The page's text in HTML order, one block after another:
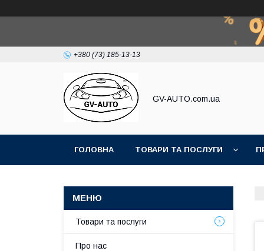
+380 (73) 185-13-13
GV-AUTO.com.ua
ГОЛОВНА ТОВАРИ ТА ПОСЛУГИ
Товари та послуги
Про нас